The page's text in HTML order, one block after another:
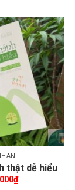
wishlist
thật dễ hiểu
₫